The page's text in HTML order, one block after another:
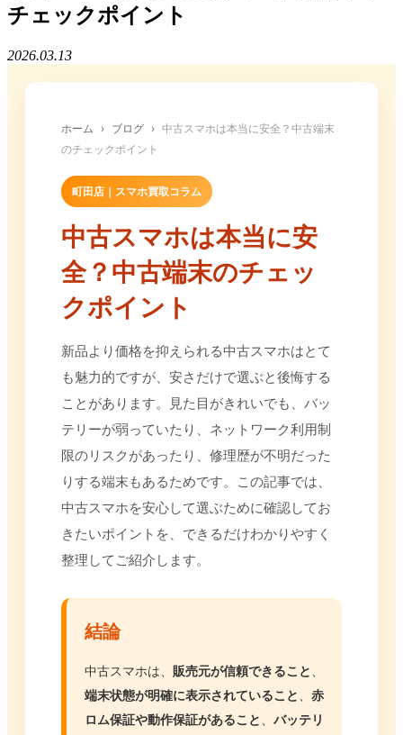
チェックポイント
2026.03.13
ホーム › ブログ › 中古スマホは本当に安全？中古端末
のチェックポイント
町田店｜スマホ買取コラム
中古スマホは本当に安
全？中古端末のチェッ
クポイント
新品より価格を抑えられる中古スマホはとて
も魅力的ですが、安さだけで選ぶと後悔する
ことがあります。見た目がきれいでも、バッ
テリーが弱っていたり、ネットワーク利用制
限のリスクがあったり、修理歴が不明だった
りする端末もあるためです。この記事では、
中古スマホを安心して選ぶために確認してお
きたいポイントを、できるだけわかりやすく
整理してご紹介します。
結論
中古スマホは、 販売元が信頼できること
端末状態が明確に表示されていること
赤
ロム保証や動作保証があること
バッテリ